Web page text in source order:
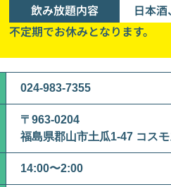
飲み放題内容
日本
不定期でお休みとなります。
024-983-7355
〒963-0204
福島県郡山市土瓜1-47 コス
14:00〜2:00